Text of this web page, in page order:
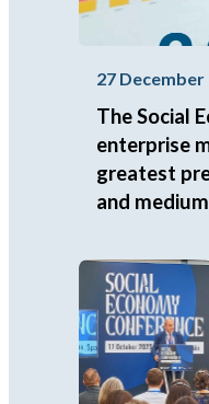
27 December
The Social
enterprise
greatest
and
destruction.